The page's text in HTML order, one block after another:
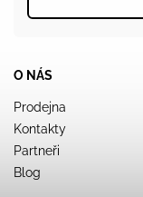
O NÁS
Prodejna
Kontakty
Partneři
Blog